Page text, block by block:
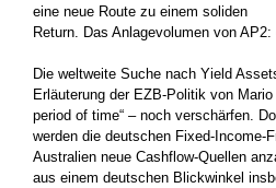
eine neue Route zu einem soliden
Return. Das Anlagevolumen von
Die weltweite Suche nach Yield
Erläuterung der EZB-Politik von
period of time“ – noch verschärfen.
werden die deutschen Fixed-Income-
Australien neue Cashflow-Quellen
aus einem deutschen Blickwinkel